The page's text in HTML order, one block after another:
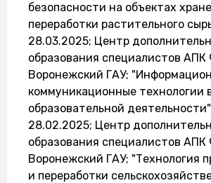
безопасности на объектах
переработки растительного
28.03.2025; Центр
образования специалистов
Воронежский ГАУ;
коммуникационные технологии
образовательной
28.02.2025; Центр
образования специалистов
Воронежский ГАУ; "Технология
и переработки